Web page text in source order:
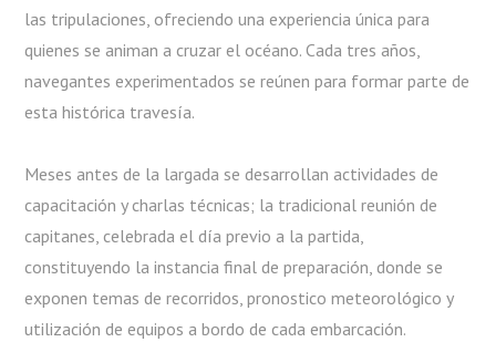
las tripulaciones, ofreciendo una experiencia única para
quienes se animan a cruzar el océano. Cada tres años,
navegantes experimentados se reúnen para formar parte de
esta histórica travesía.
Meses antes de la largada se desarrollan actividades de
capacitación y charlas técnicas; la tradicional reunión de
capitanes, celebrada el día previo a la partida,
constituyendo la instancia final de preparación, donde se
exponen temas de recorridos, pronostico meteorológico y
utilización de equipos a bordo de cada embarcación.